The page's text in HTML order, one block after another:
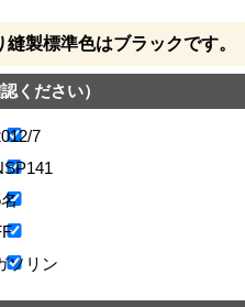
製標準色はブラックです。
認ください）
7
ソリン